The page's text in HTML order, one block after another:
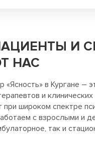
И
НАС
«Ясность» в Кургане –
и клинических
широком спектре
с взрослыми и
так и